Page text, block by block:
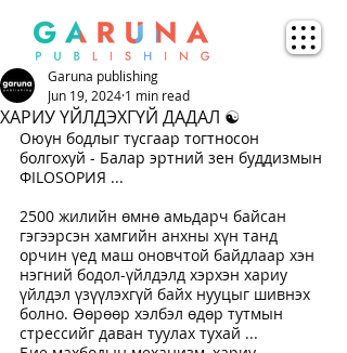
ХАРИУ ҮЙЛДЭХГҮЙ ДАДАЛ ☯️
Garuna publishing
Jun 19, 2024 1 min read
Оюун бодлыг тусгаар тогтносон
болгохуй - Балар эртний зен буддизмын
ФILOSOPИЯ ...
2500 жилийн өмнө амьдарч байсан
гэгээрсэн хамгийн анхны хүн танд
орчин үед маш оновчтой байдлаар хэн
нэгний бодол-үйлдэлд хэрхэн хариу
үйлдэл үзүүлэхгүй байх нууцыг шивнэх
болно. Өөрөөр хэлбэл өдөр тутмын
стрессийг даван туулах тухай ...